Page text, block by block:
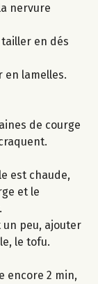
nervure
en dés
en lamelles.
de courge
est chaude,
et le
un peu, ajouter
le tofu.
encore 2 min,